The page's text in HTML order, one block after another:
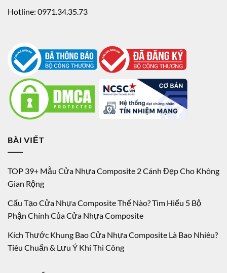
Hotline: 0971.34.35.73
BÀI VIẾT
TOP 39+ Mẫu Cửa Nhựa Composite 2 Cánh Đẹp Cho Không
Gian Rộng
Cấu Tạo Cửa Nhựa Composite Thế Nào? Tìm Hiểu 5 Bộ
Phận Chính Của Cửa Nhựa Composite
Kích Thước Khung Bao Cửa Nhựa Composite Là Bao Nhiêu?
Tiêu Chuẩn & Lưu Ý Khi Thi Công